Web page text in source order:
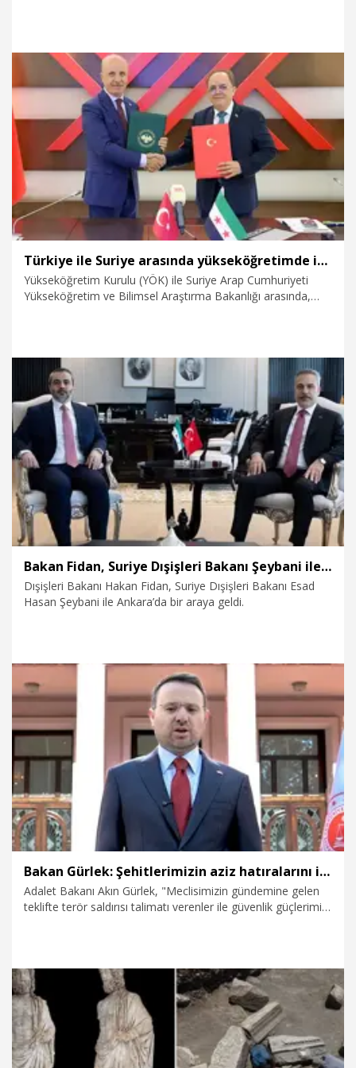
6.08.2026 Politika
Türkiye ile Suriye arasında yükseköğretimde iş birliği anlaşması
Yükseköğretim Kurulu (YÖK) ile Suriye Arap Cumhuriyeti
Yükseköğretim ve Bilimsel Araştırma Bakanlığı arasında,
imzalandı.
6.08.2026 Eğitim
Bakan Fidan, Suriye Dışişleri Bakanı Şeybani ile görüştü
Dışişleri Bakanı Hakan Fidan, Suriye Dışişleri Bakanı Esad
Hasan Şeybani ile Ankara’da bir araya geldi.
6.08.2026
Bakan Gürlek: Şehitlerimizin aziz hatıralarını incitecek hiçbir tasarrufa izin verilmeyecek
Adalet Bakanı Akın Gürlek, "Meclisimizin gündemine gelen
teklifte terör saldırısı talimatı verenler ile güvenlik güçlerimizi
ailelerimizin ve kahraman gazilerimizin hassasiyetleri sürecin
temel ölçüsü olacaktır. Onların onurunu ve aziz hatıralarını
incitecek hiçbir tasarrufa izin verilmeyecektir" dedi.
6.08.2026 Politika